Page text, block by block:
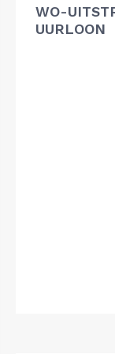
WO-
UURLOON